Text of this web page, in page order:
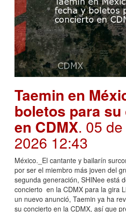
Taemin en
boletos para
en CDMX. 05
2026 12:43
México._El cantante y bailarín
por ser el miembro más joven del
segunda generación, SHINee está
concierto en la CDMX para la gira
un nuevo anunció, Taemin ya ha
su concierto en la CDMX, así que